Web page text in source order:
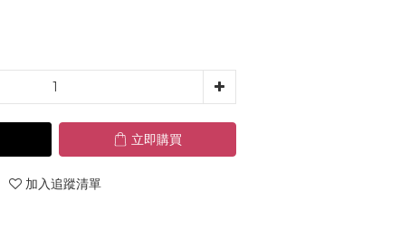
立即購買
加入追蹤清單